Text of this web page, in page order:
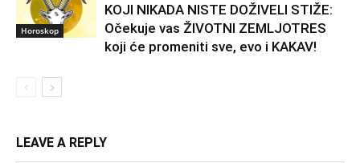
Horoskop
KOJI NIKADA NISTE DOŽIVELI STIŽE:
Očekuje vas ŽIVOTNI ZEMLJOTRES
koji će promeniti sve, evo i KAKAV!
LEAVE A REPLY